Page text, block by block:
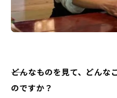
――どんなものを見て、どん
のですか？